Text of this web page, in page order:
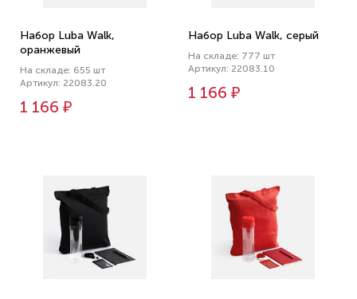
Набор Luba Walk,
оранжевый
На складе: 655 шт
Артикул: 22083.20
1 166 ₽
Набор Luba Walk, серый
На складе: 777 шт
Артикул: 22083.10
1 166 ₽